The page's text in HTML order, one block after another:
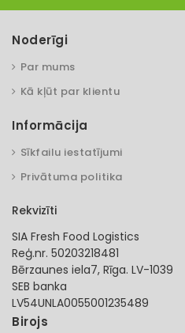
Noderīgi
Par mums
Kā kļūt par klientu
Informācija
Sīkfailu iestatījumi
Privātuma politika
Rekvizīti
SIA Fresh Food Logistics
Reģ.nr. 50203218481
Bērzaunes iela7, Rīga. LV-1039
SEB banka
LV54UNLA0055001235489
Birojs